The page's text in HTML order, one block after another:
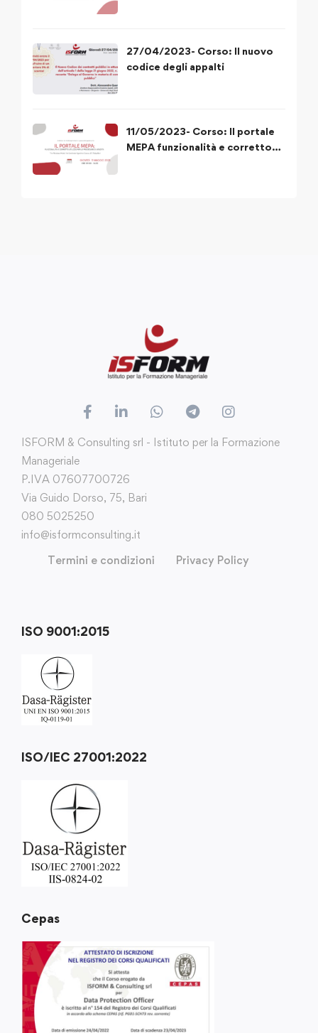
27/04/2023- Corso: Il nuovo
codice degli appalti
11/05/2023- Corso: Il portale
MEPA funzionalità e corretto
ISFORM & Consulting srl - Istituto per la Formazione
Manageriale
P.IVA 07607700726
Via Guido Dorso, 75, Bari
080 5025250
info@isformconsulting.it
Termini e condizioni
Privacy Policy
ISO 9001:2015
ISO/IEC 27001:2022
Cepas